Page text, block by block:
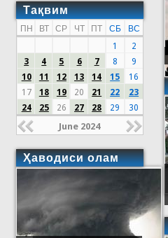
Тақвим
ПН ВТ СР ЧТ ПТ СБ
ВС
1
2
3
4 5 6 7 8
9
10
11 12 13 14 15
16
17
18 19 20 21 22
23
24
25 26 27 28 29 30
June 2024
Ҳаводиси олам